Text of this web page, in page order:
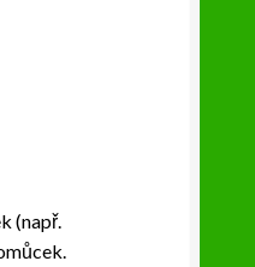
(např.